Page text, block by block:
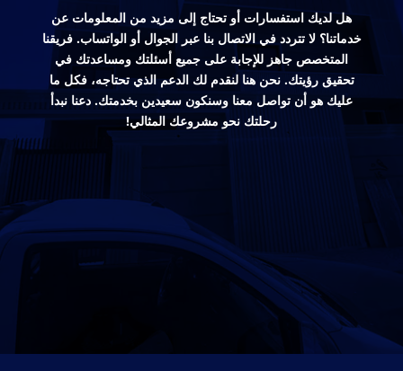
هل لديك استفسارات أو تحتاج إلى مزيد من المعلومات عن
خدماتنا؟ لا تتردد في الاتصال بنا عبر الجوال أو الواتساب. فريقنا
المتخصص جاهز للإجابة على جميع أسئلتك ومساعدتك في
تحقيق رؤيتك. نحن هنا لنقدم لك الدعم الذي تحتاجه، فكل ما
عليك هو أن تواصل معنا وسنكون سعيدين بخدمتك. دعنا نبدأ
رحلتك نحو مشروعك المثالي!